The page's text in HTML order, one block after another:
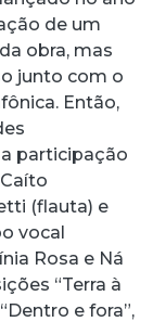
de um
obra, mas
junto com o
Então,
participação
(flauta) e
vocal
Rosa e Ná
“Terra à
e fora”,